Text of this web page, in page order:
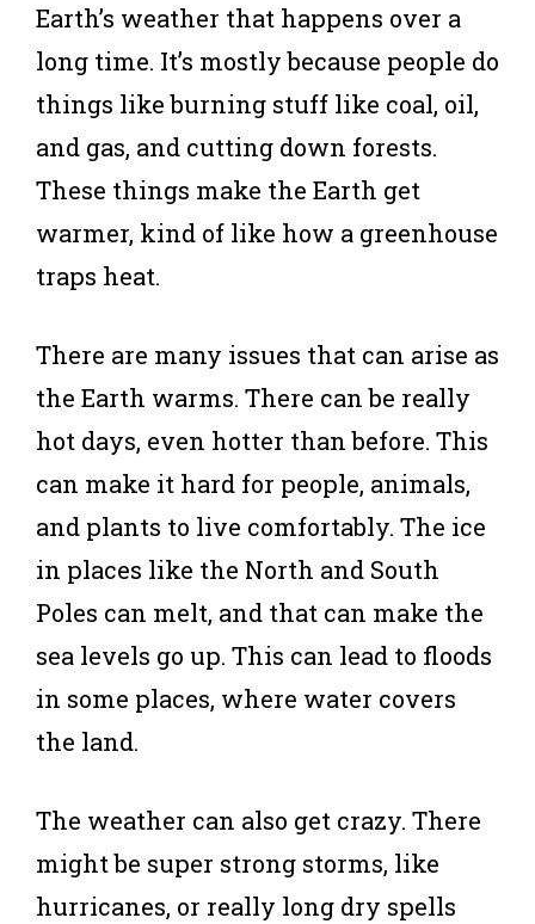
Earth’s weather that happens over a
long time. It’s mostly because people do
things like burning stuff like coal, oil,
and gas, and cutting down forests.
These things make the Earth get
warmer, kind of like how a greenhouse
traps heat.
There are many issues that can arise as
the Earth warms. There can be really
hot days, even hotter than before. This
can make it hard for people, animals,
and plants to live comfortably. The ice
in places like the North and South
Poles can melt, and that can make the
sea levels go up. This can lead to floods
in some places, where water covers
the land.
The weather can also get crazy. There
might be super strong storms, like
hurricanes, or really long dry spells